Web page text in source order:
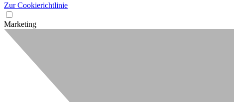
Zur Cookierichtlinie
Marketing